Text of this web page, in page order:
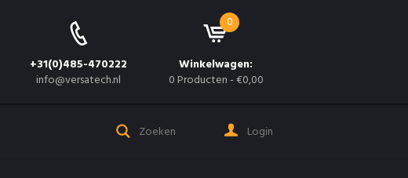
+31(0)485-470222
info@versatech.nl
0
Winkelwagen:
0 Producten-€0,00
Login